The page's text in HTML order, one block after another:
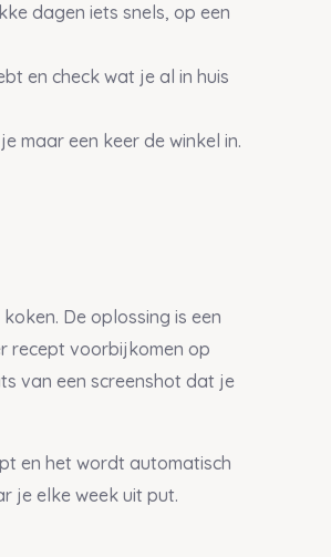
dagen iets snels, op een
en check wat je al in huis
maar een keer de winkel in.
De oplossing is een
recept voorbijkomen op
van een screenshot dat je
en het wordt automatisch
je elke week uit put.